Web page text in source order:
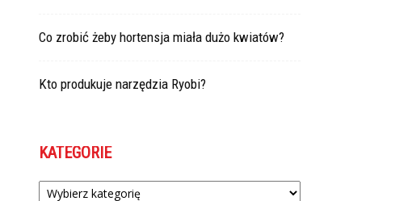
Co zrobić żeby hortensja miała dużo kwiatów?
Kto produkuje narzędzia Ryobi?
KATEGORIE
Kategorie